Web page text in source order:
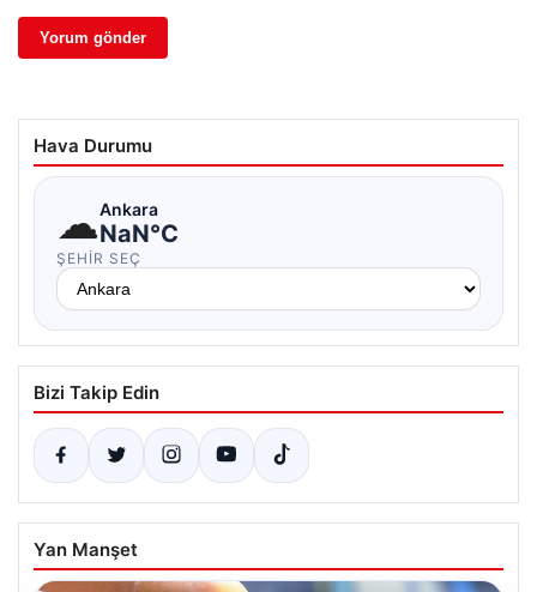
Hava Durumu
☁Ankara
NaN°C
ŞEHIR SEÇ
Bizi Takip Edin
Yan Manşet